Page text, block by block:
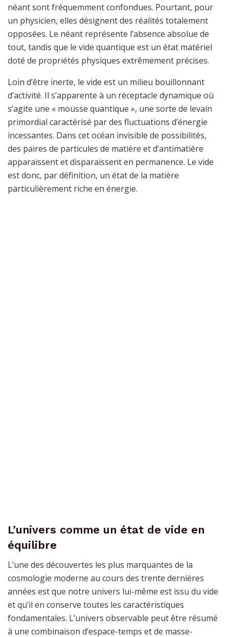
néant sont fréquemment confondues. Pourtant, pour
un physicien, elles désignent des réalités totalement
opposées. Le néant représente l’absence absolue de
tout, tandis que le vide quantique est un état matériel
doté de propriétés physiques extrêmement précises.
Loin d’être inerte, le vide est un milieu bouillonnant
d’activité. Il s’apparente à un réceptacle dynamique où
s’agite une « mousse quantique », une sorte de levain
primordial caractérisé par des fluctuations d’énergie
incessantes. Dans cet océan invisible de possibilités,
des paires de particules de matière et d’antimatière
apparaissent et disparaissent en permanence. Le vide
est donc, par définition, un état de la matière
particulièrement riche en énergie.
L’univers comme un état de vide en
équilibre
L’une des découvertes les plus marquantes de la
cosmologie moderne au cours des trente dernières
années est que notre univers lui-même est issu du vide
et qu’il en conserve toutes les caractéristiques
fondamentales. L’univers observable peut être résumé
à une combinaison d’espace-temps et de masse-